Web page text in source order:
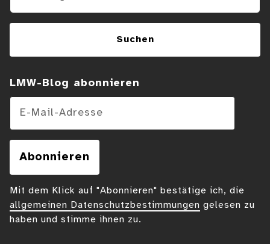
LMW-Blog abonnieren
Mit dem Klick auf "Abonnieren" bestätige ich, die
allgemeinen Datenschutzbestimmungen gelesen zu
haben und stimme ihnen zu.
E-Mail-Adresse
Abonnieren
Suchen